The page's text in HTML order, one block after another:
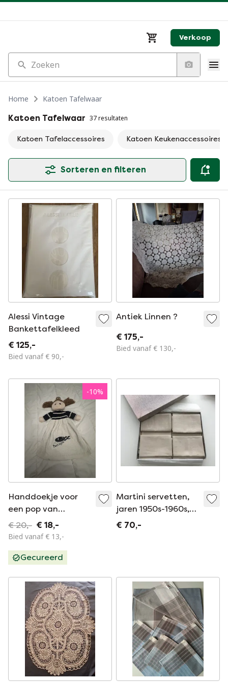
Verkoop
Zoeken
Home
Katoen Tafelwaar
Katoen Tafelwaar 37 resultaten
Katoen Tafelaccessoires Katoen Keukenaccessoires
Sorteren en filteren
Alessi Vintage
Bankettafelkleed
€ 125,-
Bied vanaf € 90,-
Antiek Linnen ?
€ 175,-
Bied vanaf € 130,-
-10%
Handdoekje voor
een pop van
Bretagne
€ 20,- € 18,-
Bied vanaf € 13,-
Gecureerd
Martini servetten,
jaren 1950s-1960s,
midcentury modern
€ 70,-